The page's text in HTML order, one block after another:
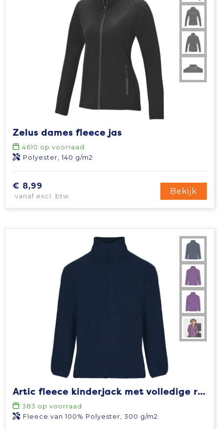
Zelus dames fleece jas
4610 op voorraad
Polyester, 140 g/m2
€ 8,99
vanaf excl. btw
Bekijk
Artic fleece kinderjack met volledige rits
383 op voorraad
Fleece van 100% Polyester, 300 g/m2